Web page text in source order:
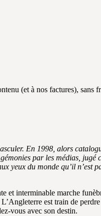
(et à nos factures), sans
En 1998, alors
par les médias, jugé
yeux du monde qu’il n’est
et interminable marche
est train de
vous avec son destin.